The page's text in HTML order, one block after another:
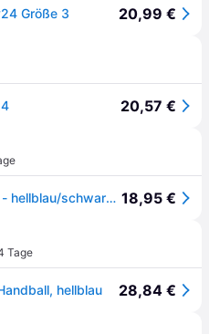
Größe 3 20,99 €
20,57 €
Select Campo DB v24 Fußball - hellblau/schwarz - 3 18,95 €
Tage
hellblau 28,84 €